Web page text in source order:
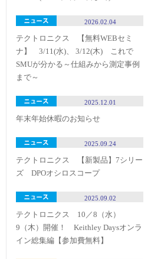
2026.02.04
テクトロニクス 【無料WEBセミ
ナ】 3/11(水)、 3/12(木) これで
SMUが分かる～仕組みから測定事例
まで～
2025.12.01
年末年始休暇のお知らせ
2025.09.24
テクトロニクス 【新製品】7シリー
ズ DPOオシロスコープ
2025.09.02
テクトロニクス 10／8（水）
9（木）開催！ Keithley Daysオンラ
イン総集編【参加費無料】